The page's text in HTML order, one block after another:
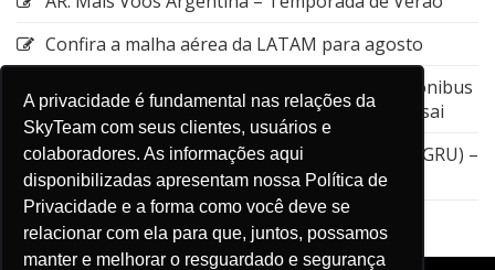
A privacidade é fundamental nas relações da
SkyTeam com seus clientes, usuários e
colaboradores. As informações aqui
disponibilizadas apresentam nossa Política de
Privacidade e a forma como você deve se
relacionar com ela para que, juntos, possamos
manter e melhorar o resguardado e segurança
Confira a malha aérea da LATAM para agosto
Emirates: Alteração do local de embarque do ônibus
entre a Estação de Nagoya e o Aeroporto de Kansai
GOL: Cancelamento da rota entre Guarulhos (GRU) –
Aruba (AUA)